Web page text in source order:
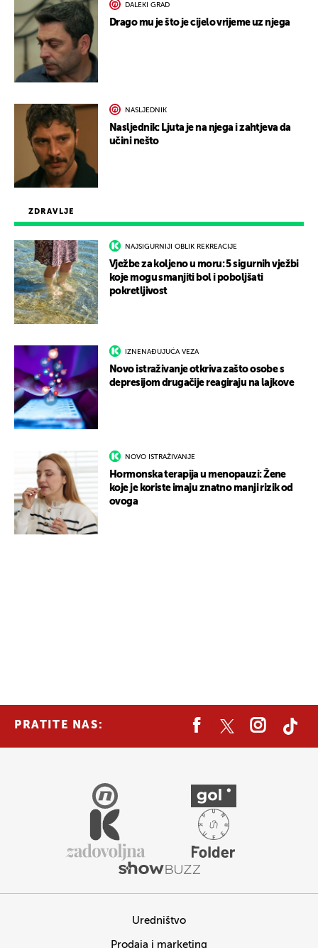
ZDRAVLJE
NAJSIGURNIJI OBLIK REKREACIJE
Vježbe za koljeno u moru: 5 sigurnih vježbi
koje mogu smanjiti bol i poboljšati
pokretljivost
IZNENAĐUJUĆA VEZA
Novo istraživanje otkriva zašto osobe s
depresijom drugačije reagiraju na lajkove
NOVO ISTRAŽIVANJE
Hormonska terapija u menopauzi: Žene
koje je koriste imaju znatno manji rizik od
ovoga
DALEKI GRAD
Drago mu je što je cijelo vrijeme uz njega
NASLJEDNIK
Nasljednik: Ljuta je na njega i zahtjeva da
učini nešto
PRATITE NAS:
Uredništvo
Prodaja i marketing